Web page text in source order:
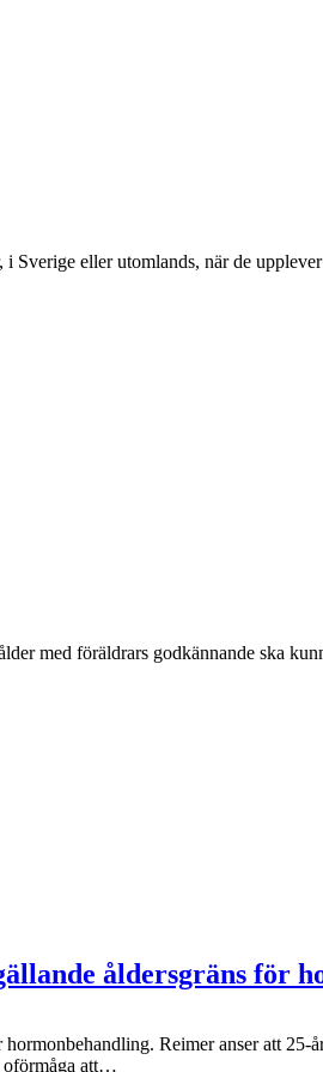
eller utomlands, när de
med föräldrars godkännande ska
åldersgräns för
Reimer anser att
oförmåga att…